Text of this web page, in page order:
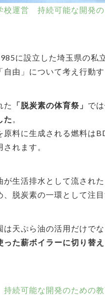
校運営 持続可能な開発
に設立した埼玉県の私
自由」について考え行動
た 「脱炭素の体育祭」 では
た
原料に生成される燃料は
れます。
が生活排水として流され
、脱炭素の一環として注
は天ぷら油の活用だけで
た薪ボイラーに切り替え
続可能な開発のための